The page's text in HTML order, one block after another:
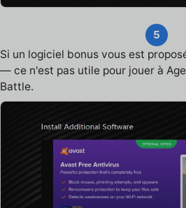
5
Si un logiciel bonus vous est
— ce n'est pas utile pour jouer à
Battle.